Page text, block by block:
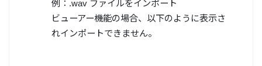
例：.wav ファイルをインポート
ビューアー機能の場合、以下のように表示さ
れインポートできません。